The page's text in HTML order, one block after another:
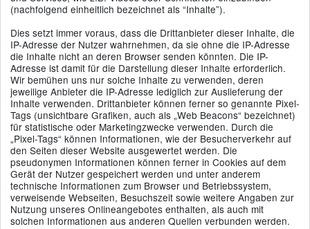
(nachfolgend einheitlich bezeichnet als “Inhalte”).
Dies setzt immer voraus, dass die Drittanbieter dieser Inhalte, die
IP-Adresse der Nutzer wahrnehmen, da sie ohne die IP-Adresse
die Inhalte nicht an deren Browser senden könnten. Die IP-
Adresse ist damit für die Darstellung dieser Inhalte erforderlich.
Wir bemühen uns nur solche Inhalte zu verwenden, deren
jeweilige Anbieter die IP-Adresse lediglich zur Auslieferung der
Inhalte verwenden. Drittanbieter können ferner so genannte Pixel-
Tags (unsichtbare Grafiken, auch als „Web Beacons“ bezeichnet)
für statistische oder Marketingzwecke verwenden. Durch die
„Pixel-Tags“ können Informationen, wie der Besucherverkehr auf
den Seiten dieser Website ausgewertet werden. Die
pseudonymen Informationen können ferner in Cookies auf dem
Gerät der Nutzer gespeichert werden und unter anderem
technische Informationen zum Browser und Betriebssystem,
verweisende Webseiten, Besuchszeit sowie weitere Angaben zur
Nutzung unseres Onlineangebotes enthalten, als auch mit
solchen Informationen aus anderen Quellen verbunden werden.